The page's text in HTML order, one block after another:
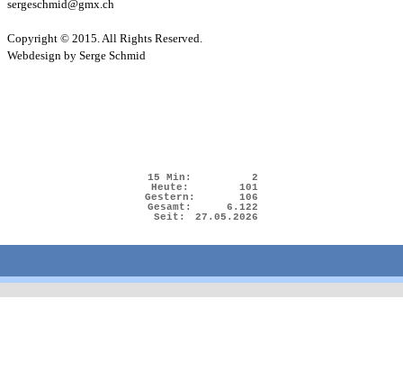
sergeschmid@gmx.ch
Copyright © 2015. All Rights Reserved.
Webdesign by Serge Schmid
15 Min:
2
Heute:
101
Gestern:
106
Gesamt:
6.122
Seit:
27.05.2026